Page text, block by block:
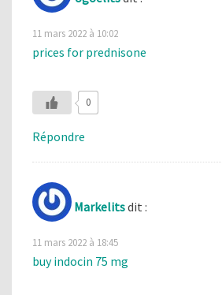
11 mars 2022 à 10:02
prices for prednisone
0
Répondre
Markelitsdit :
11 mars 2022 à 18:45
buy indocin 75 mg